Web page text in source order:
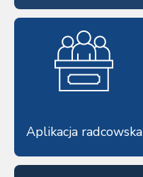
Aplikacja radcowska